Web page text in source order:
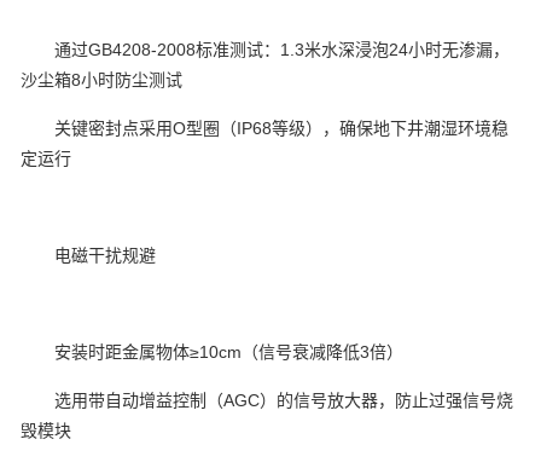
通过GB4208-2008标准测试：1.3米水深浸泡24小时无渗漏，
沙尘箱8小时防尘测试‌
关键密封点采用O型圈（IP68等级），确保地下井潮湿环境稳
定运行‌
电磁干扰规避‌
安装时距金属物体≥10cm（信号衰减降低3倍）‌
选用带自动增益控制（AGC）的信号放大器，防止过强信号烧
毁模块‌